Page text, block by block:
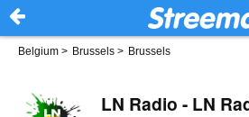
Belgium > Brussels > Brussels
LN Radio - LN